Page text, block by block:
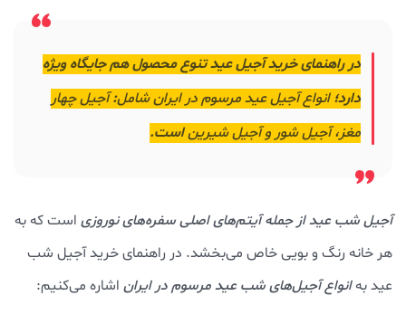
در راهنمای خرید آجیل عید تنوع محصول هم جایگاه ویژه
دارد؛انواع آجیل عید مرسوم در ایران شامل:آجیل چهار
مغز، آجیل شور و آجیل شیریناست.
آجیل شب عید از جمله آیتم‌های اصلی سفره‌های نوروزی است که به
هر خانه رنگ و بویی خاص می‌بخشد. در راهنمای خرید آجیل شب
عید بهانواع آجیل‌های شب عید مرسوم در ایران اشاره می‌کنیم: